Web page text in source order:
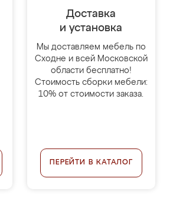
Доставка
и установка
Мы доставляем мебель по
Сходне и всей Московской
области бесплатно!
Стоимость сборки мебели:
10% от стоимости заказа.
ПЕРЕЙТИ В КАТАЛОГ